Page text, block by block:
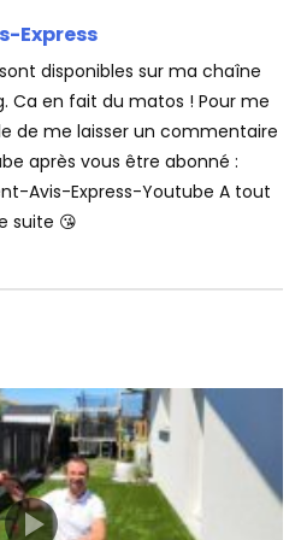
Express
disponibles sur ma chaîne
Ca en fait du matos ! Pour me
de me laisser un commentaire
après vous être abonné :
Avis-Express-Youtube A tout
suite 😘